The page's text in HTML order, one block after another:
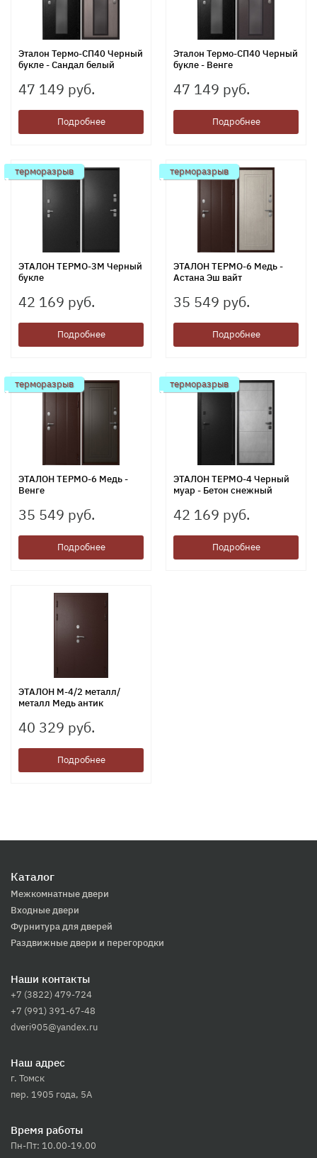
Эталон Термо-СП40 Черный
букле - Сандал белый
47 149 руб.
Подробнее
Эталон Термо-СП40 Черный
букле - Венге
47 149 руб.
Подробнее
терморазрыв
ЭТАЛОН ТЕРМО-3М Черный
букле
42 169 руб.
Подробнее
терморазрыв
ЭТАЛОН ТЕРМО-6 Медь -
Астана Эш вайт
35 549 руб.
Подробнее
терморазрыв
ЭТАЛОН ТЕРМО-6 Медь -
Венге
35 549 руб.
Подробнее
терморазрыв
ЭТАЛОН ТЕРМО-4 Черный
муар - Бетон снежный
42 169 руб.
Подробнее
ЭТАЛОН М-4/2 металл/
металл Медь антик
40 329 руб.
Подробнее
Каталог
Межкомнатные двери
Входные двери
Фурнитура для дверей
Раздвижные двери и перегородки
Наши контакты
+7 (3822) 479-724
+7 (991) 391-67-48
dveri905@yandex.ru
Наш адрес
г. Томск
пер. 1905 года, 5А
Время работы
Пн-Пт: 10.00-19.00